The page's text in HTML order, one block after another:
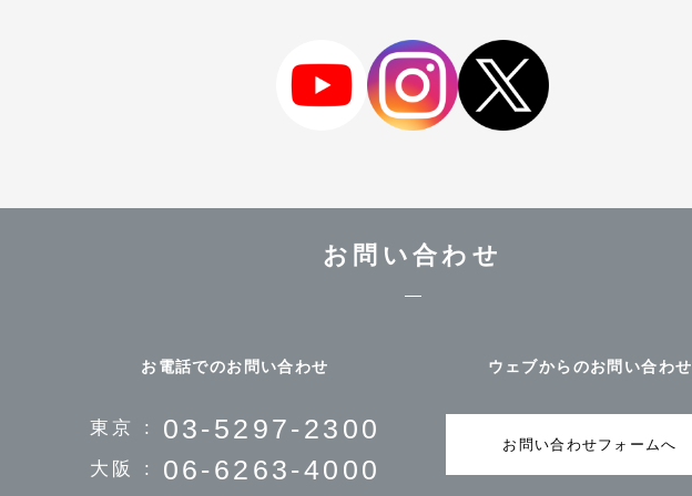
お問い合わせ
お電話でのお問い合わせ
東京 : 03-5297-2300
大阪 : 06-6263-4000
ウェブからのお問い合わせ
お問い合わせフォームへ